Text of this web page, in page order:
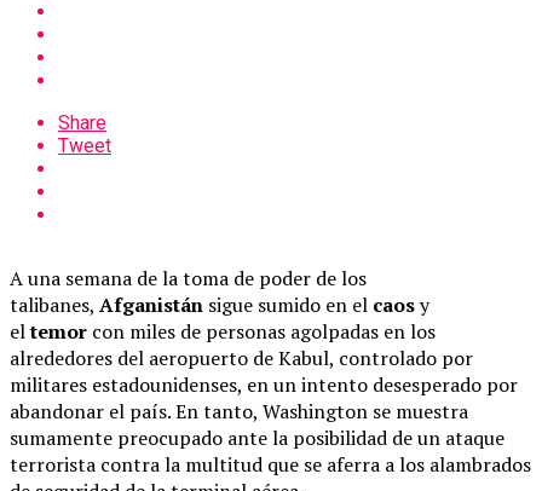
Share
Tweet
A una semana de la toma de poder de los
talibanes, Afganistán sigue sumido en el caosy
eltemor con miles de personas agolpadas en los
alrededores del aeropuerto de Kabul, controlado por
militares estadounidenses, en un intento desesperado por
abandonar el país. En tanto, Washington se muestra
sumamente preocupado ante la posibilidad de un ataque
terrorista contra la multitud que se aferra a los alambrados